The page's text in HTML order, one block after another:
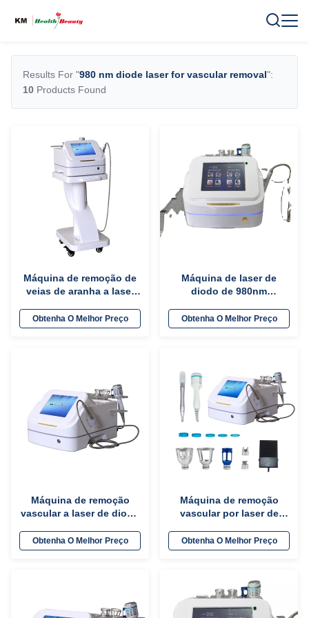
Results For "980 nm diode laser for vascular removal":
10 Products Found
Máquina de remoção de
veias de aranha a laser
para solução de
tratamento de vasos
Obtenha O Melhor Preço
Máquina de laser de
diodo de 980nm
veias de aranha /
vascular
Obtenha O Melhor Preço
Máquina de remoção
vascular a laser de diodo
nm Dispositivo médico
Obtenha O Melhor Preço
Máquina de remoção
vascular por laser de
para tratamento de
fungos nas unhas
Obtenha O Melhor Preço